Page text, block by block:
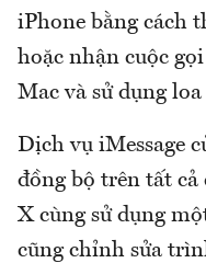
iPhone bằng cách
hoặc nhận cuộc
Mac và sử dụng
Dịch vụ iMessage
đồng bộ trên tất cả
X cùng sử dụng
cũng chỉnh sửa